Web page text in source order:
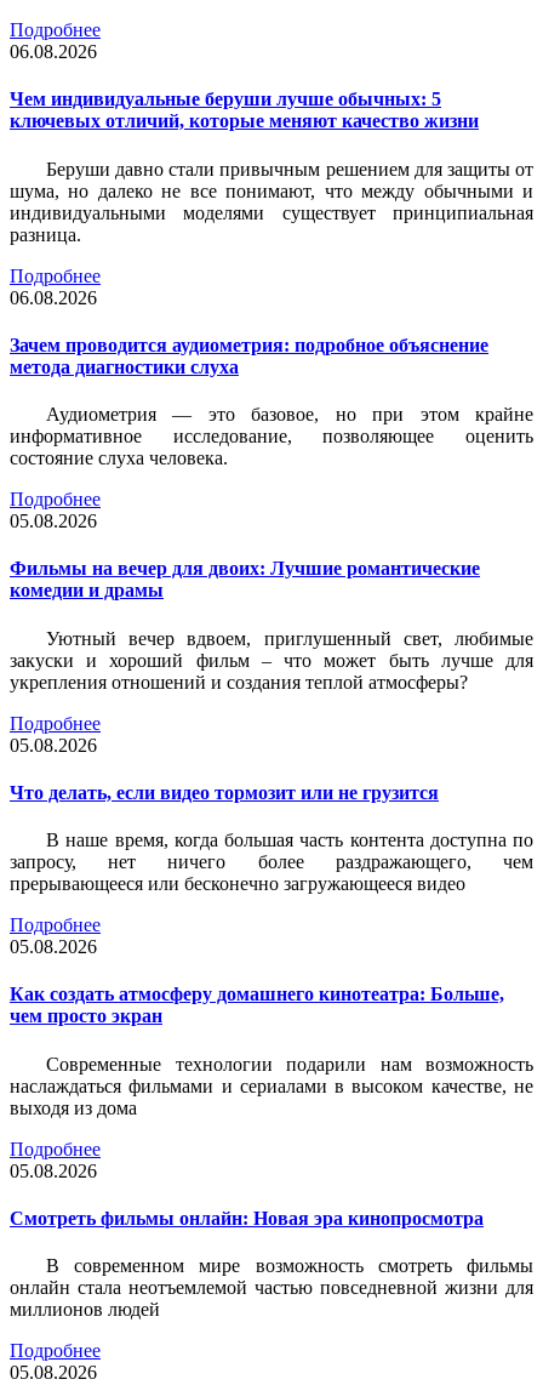
Подробнее
06.08.2026
Чем индивидуальные беруши лучше обычных: 5
ключевых отличий, которые меняют качество жизни
Беруши давно стали привычным решением для защиты от
шума, но далеко не все понимают, что между обычными и
индивидуальными моделями существует принципиальная
разница.
Подробнее
06.08.2026
Зачем проводится аудиометрия: подробное объяснение
метода диагностики слуха
Аудиометрия — это базовое, но при этом крайне
информативное исследование, позволяющее оценить
состояние слуха человека.
Подробнее
05.08.2026
Фильмы на вечер для двоих: Лучшие романтические
комедии и драмы
Уютный вечер вдвоем, приглушенный свет, любимые
закуски и хороший фильм – что может быть лучше для
укрепления отношений и создания теплой атмосферы?
Подробнее
05.08.2026
Что делать, если видео тормозит или не грузится
В наше время, когда большая часть контента доступна по
запросу, нет ничего более раздражающего, чем
прерывающееся или бесконечно загружающееся видео
Подробнее
05.08.2026
Как создать атмосферу домашнего кинотеатра: Больше,
чем просто экран
Современные технологии подарили нам возможность
наслаждаться фильмами и сериалами в высоком качестве, не
выходя из дома
Подробнее
05.08.2026
Смотреть фильмы онлайн: Новая эра кинопросмотра
В современном мире возможность смотреть фильмы
онлайн стала неотъемлемой частью повседневной жизни для
миллионов людей
Подробнее
05.08.2026